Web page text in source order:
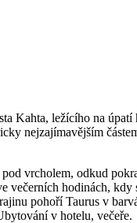
Kahta, ležícího na
nejzajímavějším
vrcholem, odkud
večerních hodinách, kdy
pohoří Taurus v
v hotelu, večeře.